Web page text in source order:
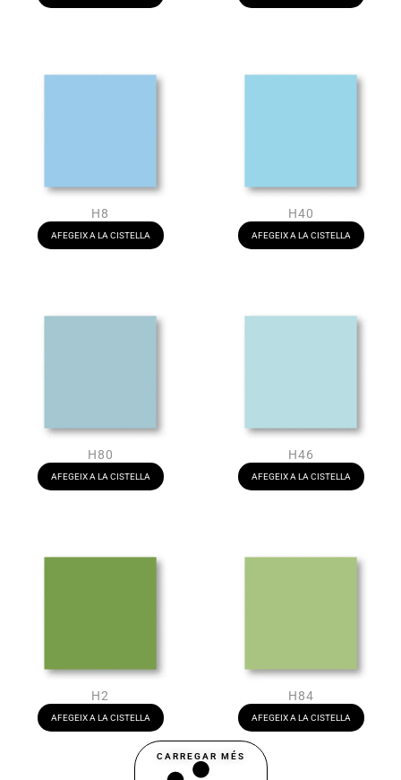
H8
AFEGEIX A LA CISTELLA
H40
AFEGEIX A LA CISTELLA
H80
AFEGEIX A LA CISTELLA
H46
AFEGEIX A LA CISTELLA
H2
AFEGEIX A LA CISTELLA
H84
AFEGEIX A LA CISTELLA
CARREGAR MÉS